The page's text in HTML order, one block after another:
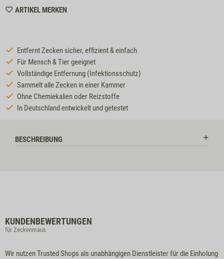
ARTIKEL MERKENWISHLIST
Entfernt Zecken sicher, effizient & einfach
Für Mensch & Tier geeignet
Vollständige Entfernung (Infektionsschutz)
Sammelt alle Zecken in einer Kammer
Ohne Chemiekalien oder Reizstoffe
In Deutschland entwickelt und getestet
BESCHREIBUNG
KUNDENBEWERTUNGEN
für Zeckenmaus
Wir nutzen Trusted Shops als unabhängigen Dienstleister für die Einholung